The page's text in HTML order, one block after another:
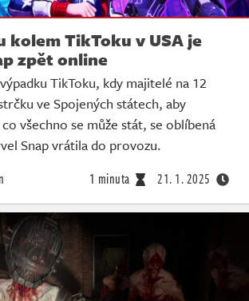
kolem TikToku v USA je
zpět online
TikToku, kdy majitelé na 12
ve Spojených státech, aby
všechno se může stát, se oblíbená
Snap vrátila do provozu.
1 minuta 21. 1. 2025